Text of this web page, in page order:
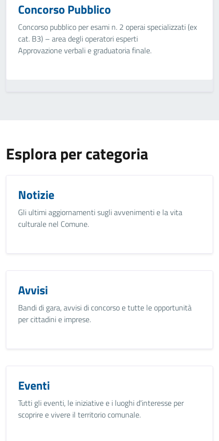
Concorso Pubblico
Concorso pubblico per esami n. 2 operai specializzati (ex
cat. B3) – area degli operatori esperti
Approvazione verbali e graduatoria finale.
Esplora per categoria
Notizie
Gli ultimi aggiornamenti sugli avvenimenti e la vita
culturale nel Comune.
Avvisi
Bandi di gara, avvisi di concorso e tutte le opportunità
per cittadini e imprese.
Eventi
Tutti gli eventi, le iniziative e i luoghi d'interesse per
scoprire e vivere il territorio comunale.